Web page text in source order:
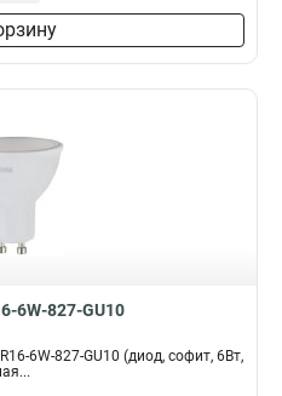
6W-827-GU10
6W-827-GU10 (диод, софит, 6Вт,